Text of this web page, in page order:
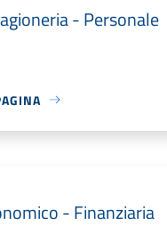
- Personale
- Finanziaria